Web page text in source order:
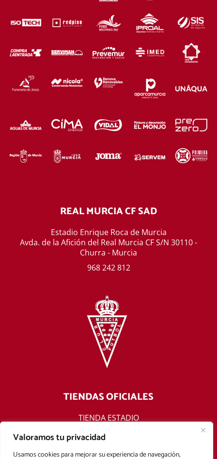
Valoramos tu privacidad
Usamos cookies para mejorar su experiencia de navegación,
REAL MURCIA CF SAD
Estadio Enrique Roca de Murcia
Avda. de la Afición del Real Murcia CF S/N 30110 -
Churra - Murcia
968 242 812
TIENDAS OFICIALES
TIENDA ESTADIO
TIENDA ONLINE
F T Y I